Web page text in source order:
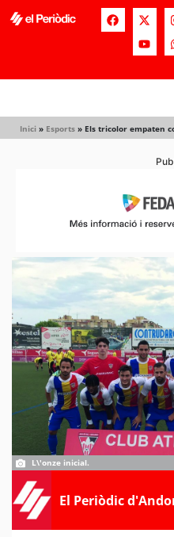
Inici » Esports » Els tricolor empaten
L\'onze inicial.
El Periòdic